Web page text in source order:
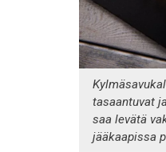
tasaantuvat
saa levätä
jääkaapissa